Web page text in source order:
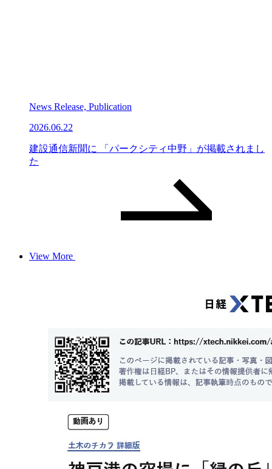
News Release, Publication
2026.06.22
建設通信新聞に 「パークシティ中野」が掲載されまし
た
View More